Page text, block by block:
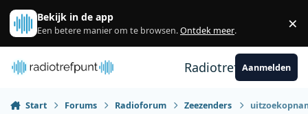
Spring naar bijdragen
Bekijk in de app
Een betere manier om te browsen.Ontdek meer. ×
RadiotrefpuntAanmelden
Start Forums Radioforum Zeezenders